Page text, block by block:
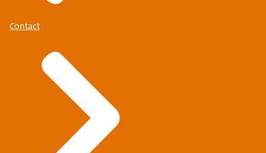
Contact